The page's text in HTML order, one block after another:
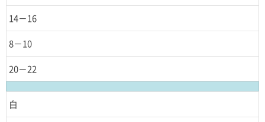
14－16
8－10
20－22
白